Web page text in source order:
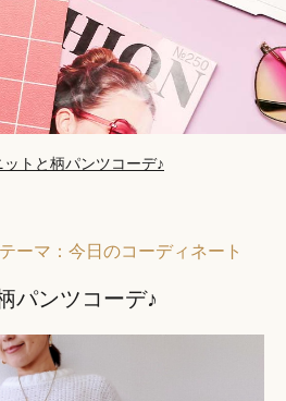
ットと柄パンツコーデ♪
テーマ： 今日のコーディネート
パンツコーデ♪